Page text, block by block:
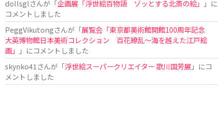
dollsglさんが「企画展「浮世絵百物語 ゾッとする北斎の絵」
」に
コメントしました
PeggVikutongさんが「展覧会「東京都美術館開館100周年記念
大英博物館日本美術コレクション 百花繚乱〜海を越えた江戸絵
画」
」にコメントしました
skynko41 さんが「浮世絵スーパークリエイター 歌川国芳展 」にコ
メントしました